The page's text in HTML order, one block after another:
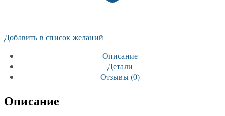
Добавить в список желаний
Описание
Детали
Отзывы (0)
Описание